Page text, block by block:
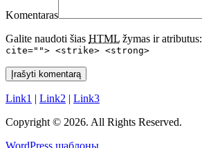
Komentaras
Galite naudoti šias HTML žymas ir atributus:
cite=""> <strike> <strong>
Link1 | Link2 | Link3
Copyright © 2026. All Rights Reserved.
WordPress шаблоны